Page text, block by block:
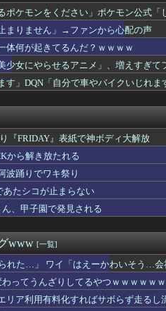
初上陸！東京・新橋に1号店オー...
46】
魔神」最有力考察が提示される！...
決定！
Sへ 他
乏底辺』と認識があるみたいで、...
応）
減－6月
た。すると嫁の不倫がトンデモな...
たこと」にして補助金を騙し取...
思うんだ』→結果
画撮影 54歳無職を再逮捕 動...
が悪いという理由でクビ...
」が凄すぎる！千客万来の熱狂
ット「正体隠さなくなったなぁ」...
賛否もチームのテコ入れ役にう...
見えた。それを兄に話したら「ば...
ポケモンをください」ポケモン公式「
まりません」→ファンから心配の声
体何が起きてるんだ？ｗｗｗｗ
少女にやらせるアニメ」、増えすぎて
す」DQN「自分で車やバイクいじれま
『FRIDAY』表紙で神ボディ大解放
から解き放たれる
波踊りでワキ祭り
あたシコが止まらない
ん、甲子園で発見される
www [一覧]
れた…」 ワイ「はえーかわいそう…会
ってうんざりしてるやつｗｗｗｗｗ
リア利用有料化すればサボらず走るし